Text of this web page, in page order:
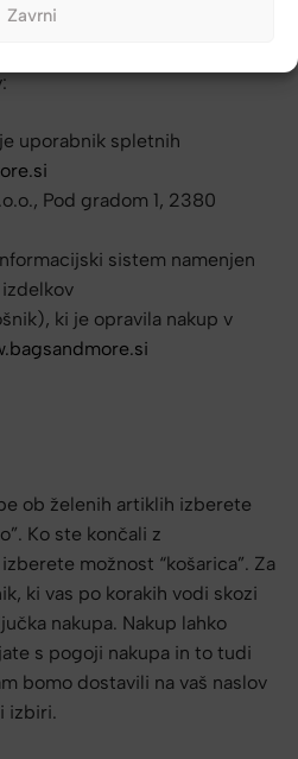
Zavrni
uporabnik spletnih
Pod gradom 1, 2380
sistem namenjen
ki je opravila nakup v
ob želenih artiklih izberete
Ko ste končali z
možnost “košarica”. Za
ki vas po korakih vodi skozi
nakupa. Nakup lahko
s pogoji nakupa in to tudi
bomo dostavili na vaš naslov
izbiri.